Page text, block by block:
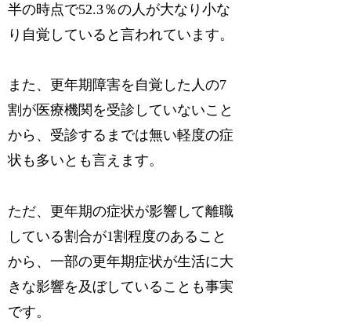
半の時点で52.3％の人が大なり小な
り自覚していると言われています。
また、更年期障害を自覚した人の7
割が医療機関を受診していないこと
から、受診するまでは無い軽度の症
状も多いとも言えます。
ただ、更年期の症状が影響して離職
している割合が1割程度のあること
から、一部の更年期症状が生活に大
きな影響を及ぼしていることも事実
です。